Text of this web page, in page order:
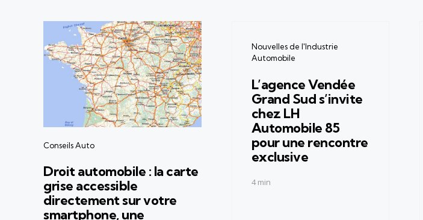
Categories
Conseils Auto
Droit automobile : la carte
grise accessible
directement sur votre
smartphone, une
Categories
Nouvelles de l'Industrie
Automobile
L’agence Vendée
Grand Sud s’invite
chez LH
Automobile 85
pour une rencontre
exclusive
4 min